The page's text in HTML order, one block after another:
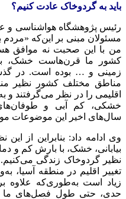
باید به گردوخاک عادت کنیم؟
رئیس پژوهشگاه هواشناسی و
مسئولان مبنی بر این‌که
من با این صحبت نه موافق
کشور ما قرن‌هاست خشک،
زمینی و … بوده است. در
مناطق مختلف کشور نظیر
اقلیمی را در نظر می‌گرفتند و
خشکی، کم آبی و
سال‌های اخیر این موضوعات
وی ادامه داد: بنابراین از
بیابانی، خشک، با بارش کم و
نظیر گردوخاک زندگی می‌کنیم.
تغییر اقلیم در منطقه آسیا،
زیاد است به‌طوری‌که علاوه
حدی، حتی طول فصل‌های ما